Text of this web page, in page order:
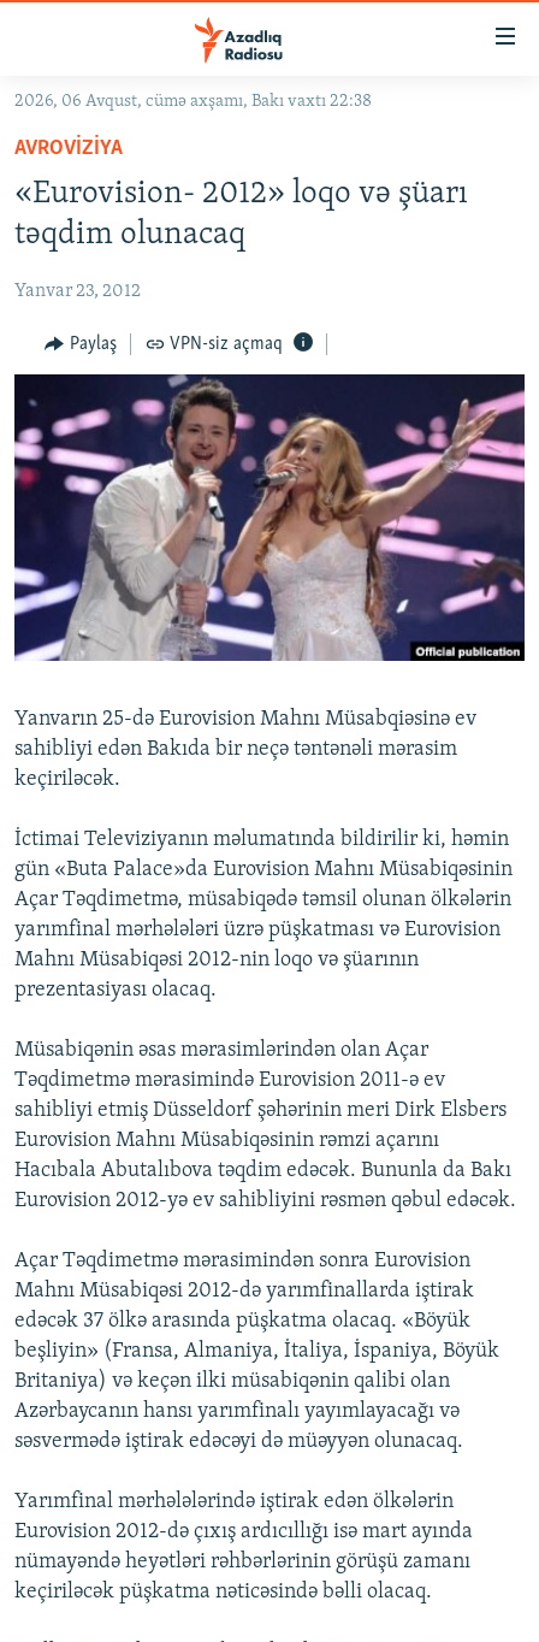
Əsas
qayıt
Əsas
naviqasiyaya
qayıt
GÜNDƏM
KORRUPSIOMETR
#ƏSLINDƏ
FƏRQƏ BAX
QANUNI DOĞRU
MULTIMEDIA
VIDEO
FOTOQALEREYA
İNFOQRAFIKA
KARIKATURA
RADIO ARXIV
OXU ZALI
AZƏRBAYCAN ƏDƏBIYYATI KITABXANASI
İSLAM VƏ DEMOKRATIYA
İZ - MƏDƏNIYYƏT PROQRAMI
HAQQIMIZDA
MISSIYAMIZ
PEŞƏ ETIKASI VƏ JURNALISTIKA STANDARTLARIMIZ
MATERIALLARIMIZDAN ISTIFADƏ
BIZIMLƏ ƏLAQƏ
XƏBƏR BÜLLETENLƏRIMIZ
BIZI IZLƏ
2026, 06 Avqust, cümə axşamı, Bakı vaxtı 22:38
AVROVIZIYA
«Eurovision- 2012» loqo və şüarı
təqdim olunacaq
Yanvar 23, 2012
Paylaş VPN-siz açmaq
Yanvarın 25-də Eurovision Mahnı Müsabqiəsinə ev
sahibliyi edən Bakıda bir neçə təntənəli mərasim
keçiriləcək.
İctimai Televiziyanın məlumatında bildirilir ki, həmin
gün «Buta Palace»da Eurovision Mahnı Müsabiqəsinin
Açar Təqdimetmə, müsabiqədə təmsil olunan ölkələrin
yarımfinal mərhələləri üzrə püşkatması və Eurovision
Mahnı Müsabiqəsi 2012-nin loqo və şüarının
prezentasiyası olacaq.
Müsabiqənin əsas mərasimlərindən olan Açar
Təqdimetmə mərasimində Eurovision 2011-ə ev
sahibliyi etmiş Düsseldorf şəhərinin meri Dirk Elsbers
Eurovision Mahnı Müsabiqəsinin rəmzi açarını
Hacıbala Abutalıbova təqdim edəcək. Bununla da Bakı
Eurovision 2012-yə ev sahibliyini rəsmən qəbul edəcək.
Açar Təqdimetmə mərasimindən sonra Eurovision
Mahnı Müsabiqəsi 2012-də yarımfinallarda iştirak
edəcək 37 ölkə arasında püşkatma olacaq. «Böyük
beşliyin» (Fransa, Almaniya, İtaliya, İspaniya, Böyük
Britaniya) və keçən ilki müsabiqənin qalibi olan
Azərbaycanın hansı yarımfinalı yayımlayacağı və
səsvermədə iştirak edəcəyi də müəyyən olunacaq.
Yarımfinal mərhələlərində iştirak edən ölkələrin
Eurovision 2012-də çıxış ardıcıllığı isə mart ayında
nümayəndə heyətləri rəhbərlərinin görüşü zamanı
keçiriləcək püşkatma nəticəsində bəlli olacaq.